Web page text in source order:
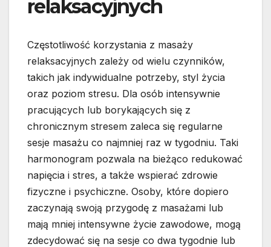
relaksacyjnych
Częstotliwość korzystania z masaży
relaksacyjnych zależy od wielu czynników,
takich jak indywidualne potrzeby, styl życia
oraz poziom stresu. Dla osób intensywnie
pracujących lub borykających się z
chronicznym stresem zaleca się regularne
sesje masażu co najmniej raz w tygodniu. Taki
harmonogram pozwala na bieżąco redukować
napięcia i stres, a także wspierać zdrowie
fizyczne i psychiczne. Osoby, które dopiero
zaczynają swoją przygodę z masażami lub
mają mniej intensywne życie zawodowe, mogą
zdecydować się na sesje co dwa tygodnie lub